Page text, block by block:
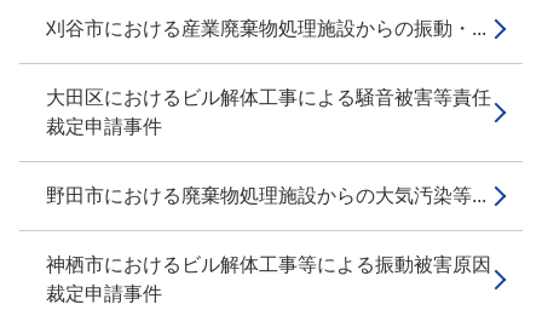
刈谷市における産業廃棄物処理施設からの振動・...
大田区におけるビル解体工事による騒音被害等責任
裁定申請事件
野田市における廃棄物処理施設からの大気汚染等...
神栖市におけるビル解体工事等による振動被害原因
裁定申請事件